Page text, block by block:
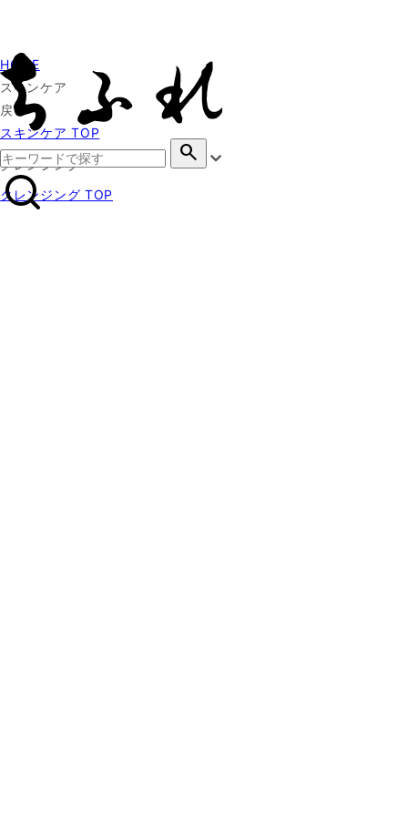
search
HOME
スキンケア
戻る
スキンケア TOP
クレンジング
クレンジング TOP